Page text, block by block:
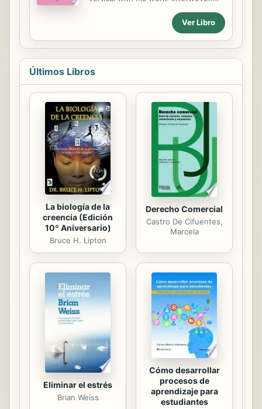
stories in which reveals the hidden
life of some fictional characters, that
never tell. So Penelope,
Scheherazade, Victor Frankenstein
into erotic relations that take the
reader to ancient Greece, to the
East, Victorian England, to explore
ancient myths and stories with a
new look, undoubtedly much more
sensual, and explore the relationship
between wisdom and beauty,
between eroticism and...
Ver Libro
Últimos Libros
La biología de la
creencia (Edición
10º Aniversario)
Bruce H. Lipton
Derecho Comercial
Castro De Cifuentes,
Marcela
Eliminar el estrés
Brian Weiss
Cómo desarrollar
procesos de
aprendizaje para
estudiantes